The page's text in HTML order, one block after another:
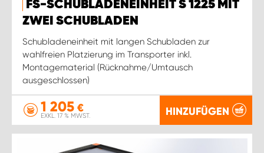
FS-SCHUBLADENEINHEIT S 1225 MIT
ZWEI SCHUBLADEN
Schubladeneinheit mit langen Schubladen zur
wahlfreien Platzierung im Transporter inkl.
Montagematerial (Rücknahme/Umtausch
ausgeschlossen)
1 205 €
EXKL. 17 % MWST. HINZUFÜGEN